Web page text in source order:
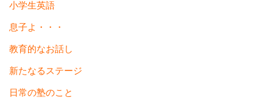
小学生英語
息子よ・・・
教育的なお話し
新たなるステージ
日常の塾のこと